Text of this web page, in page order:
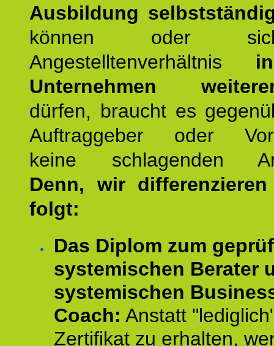
Ausbildung
können oder
Angestelltenverhältnis
Unternehmen
dürfen, braucht es
Auftraggeber oder
keine schlagenden
Denn, wir
folgt:
Das Diplom zum
systemischen Berater
systemischen
Coach: Anstatt
Zertifikat zu erhalten,